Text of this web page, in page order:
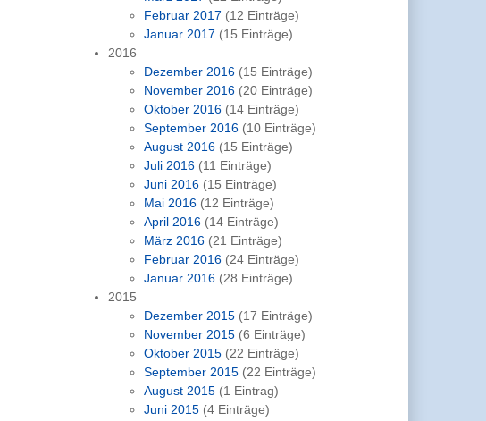
Februar 2017 (12 Einträge)
Januar 2017 (15 Einträge)
2016
Dezember 2016 (15 Einträge)
November 2016 (20 Einträge)
Oktober 2016 (14 Einträge)
September 2016 (10 Einträge)
August 2016 (15 Einträge)
Juli 2016 (11 Einträge)
Juni 2016 (15 Einträge)
Mai 2016 (12 Einträge)
April 2016 (14 Einträge)
März 2016 (21 Einträge)
Februar 2016 (24 Einträge)
Januar 2016 (28 Einträge)
2015
Dezember 2015 (17 Einträge)
November 2015 (6 Einträge)
Oktober 2015 (22 Einträge)
September 2015 (22 Einträge)
August 2015 (1 Eintrag)
Juni 2015 (4 Einträge)